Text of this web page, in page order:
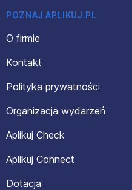
POZNAJ APLIKUJ.PL
O firmie
Kontakt
Polityka prywatności
Organizacja wydarzeń
Aplikuj Check
Aplikuj Connect
Dotacja